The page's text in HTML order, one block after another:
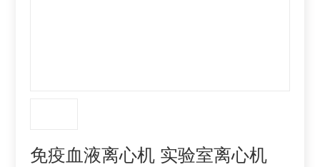
免疫血液离心机 实验室离心机